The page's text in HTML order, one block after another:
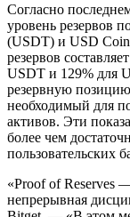
Согласно
уровень резервов
(USDT) и USD
резервов
USDT и 129% для
резервную
необходимый для
активов. Эти
более чем
пользовательских
«Proof of Reserves
непрерывная